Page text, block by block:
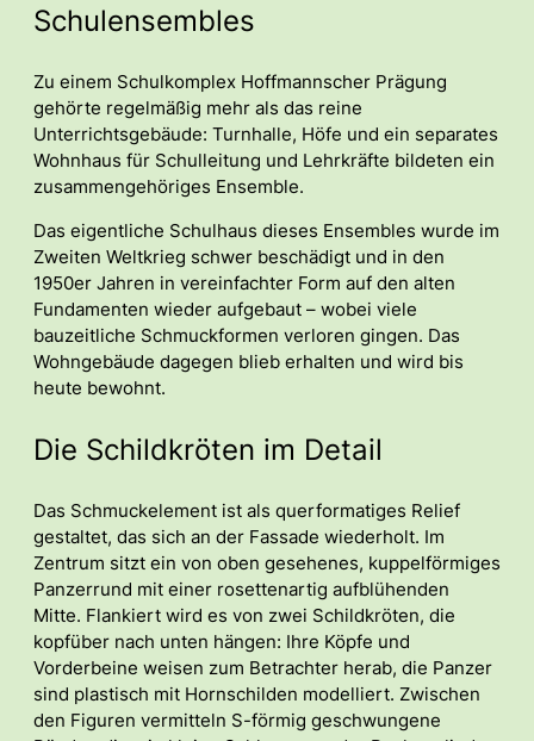
Schulensembles
Zu einem Schulkomplex Hoffmannscher Prägung
gehörte regelmäßig mehr als das reine
Unterrichtsgebäude: Turnhalle, Höfe und ein separates
Wohnhaus für Schulleitung und Lehrkräfte bildeten ein
zusammengehöriges Ensemble.
Das eigentliche Schulhaus dieses Ensembles wurde im
Zweiten Weltkrieg schwer beschädigt und in den
1950er Jahren in vereinfachter Form auf den alten
Fundamenten wieder aufgebaut – wobei viele
bauzeitliche Schmuckformen verloren gingen. Das
Wohngebäude dagegen blieb erhalten und wird bis
heute bewohnt.
Die Schildkröten im Detail
Das Schmuckelement ist als querformatiges Relief
gestaltet, das sich an der Fassade wiederholt. Im
Zentrum sitzt ein von oben gesehenes, kuppelförmiges
Panzerrund mit einer rosettenartig aufblühenden
Mitte. Flankiert wird es von zwei Schildkröten, die
kopfüber nach unten hängen: Ihre Köpfe und
Vorderbeine weisen zum Betrachter herab, die Panzer
sind plastisch mit Hornschilden modelliert. Zwischen
den Figuren vermitteln S-förmig geschwungene